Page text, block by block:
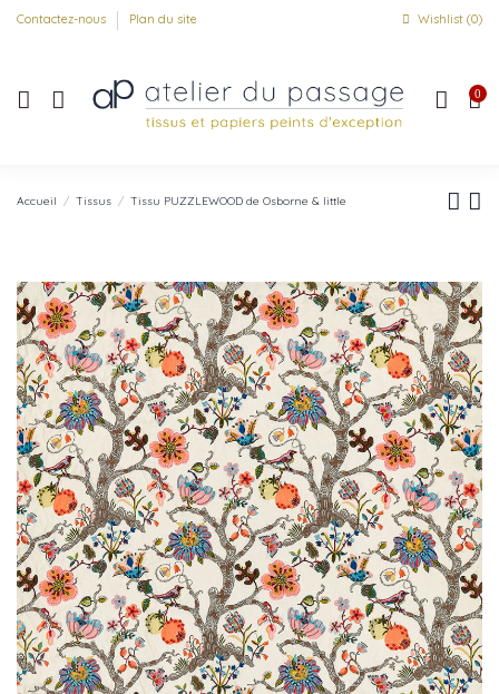
Contactez-nous Plan du site Wishlist (0)
0
Accueil Tissus Tissu PUZZLEWOOD de Osborne & little